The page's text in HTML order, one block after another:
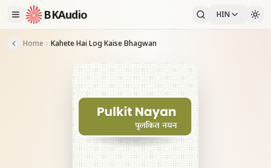
BKAudio HIN
Home Kahete Hai Log Kaise Bhagwan